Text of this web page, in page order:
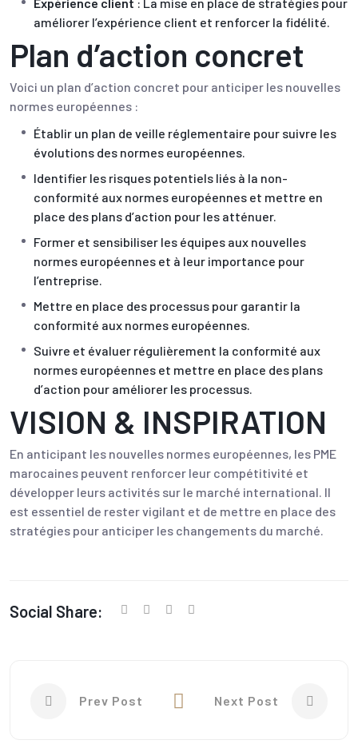
améliorer l’expérience client et renforcer la fidélité.
Plan d’action concret
Voici un plan d’action concret pour anticiper les nouvelles
normes européennes :
Établir un plan de veille réglementaire pour suivre les
évolutions des normes européennes.
Identifier les risques potentiels liés à la non-
conformité aux normes européennes et mettre en
place des plans d’action pour les atténuer.
Former et sensibiliser les équipes aux nouvelles
normes européennes et à leur importance pour
l’entreprise.
Mettre en place des processus pour garantir la
conformité aux normes européennes.
Suivre et évaluer régulièrement la conformité aux
normes européennes et mettre en place des plans
d’action pour améliorer les processus.
VISION & INSPIRATION
En anticipant les nouvelles normes européennes, les PME
marocaines peuvent renforcer leur compétitivité et
développer leurs activités sur le marché international. Il
est essentiel de rester vigilant et de mettre en place des
stratégies pour anticiper les changements du marché.
Social Share:
Prev Post Next Post